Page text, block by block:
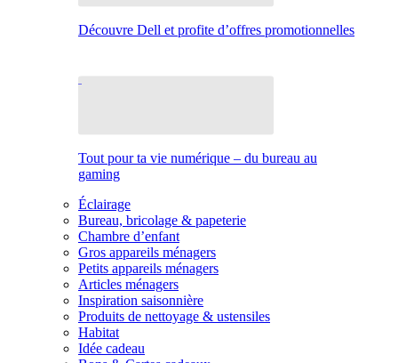
Découvre Dell et profite d’offres promotionnelles
Tout pour ta vie numérique – du bureau au
gaming
Éclairage
Bureau, bricolage & papeterie
Chambre d’enfant
Gros appareils ménagers
Petits appareils ménagers
Articles ménagers
Inspiration saisonnière
Produits de nettoyage & ustensiles
Habitat
Idée cadeau